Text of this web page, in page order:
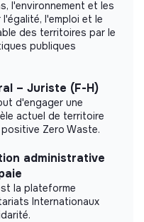
to us the
document.
l'environnement et les
l'égalité, l'emploi et le
des territoires par le
publiques
– Juriste (F-H)
d'engager une
actuel de territoire
Zero Waste.
administrative
la plateforme
Internationaux